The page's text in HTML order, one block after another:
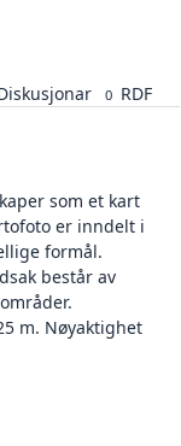
0 RDF
som et kart
er inndelt i
formål.
består av
m. Nøyaktighet